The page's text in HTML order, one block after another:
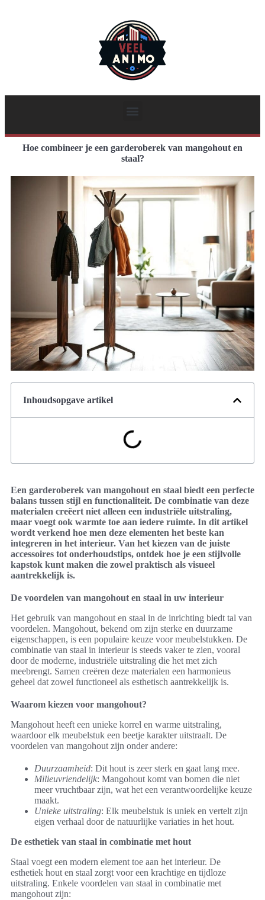
Hoe combineer je een garderoberek van mangohout en
staal?
Inhoudsopgave artikel
Een garderoberek van mangohout en staal biedt een perfecte
balans tussen stijl en functionaliteit. De combinatie van deze
materialen creëert niet alleen een industriële uitstraling,
maar voegt ook warmte toe aan iedere ruimte. In dit artikel
wordt verkend hoe men deze elementen het beste kan
integreren in het interieur. Van het kiezen van de juiste
accessoires tot onderhoudstips, ontdek hoe je een stijlvolle
kapstok kunt maken die zowel praktisch als visueel
aantrekkelijk is.
De voordelen van mangohout en staal in uw interieur
Het gebruik van mangohout en staal in de inrichting biedt tal van
voordelen. Mangohout, bekend om zijn sterke en duurzame
eigenschappen, is een populaire keuze voor meubelstukken. De
combinatie van staal in interieur is steeds vaker te zien, vooral
door de moderne, industriële uitstraling die het met zich
meebrengt. Samen creëren deze materialen een harmonieus
geheel dat zowel functioneel als esthetisch aantrekkelijk is.
Waarom kiezen voor mangohout?
Mangohout heeft een unieke korrel en warme uitstraling,
waardoor elk meubelstuk een beetje karakter uitstraalt. De
voordelen van mangohout zijn onder andere:
Duurzaamheid: Dit hout is zeer sterk en gaat lang mee.
Milieuvriendelijk: Mangohout komt van bomen die niet
meer vruchtbaar zijn, wat het een verantwoordelijke keuze
maakt.
Unieke uitstraling: Elk meubelstuk is uniek en vertelt zijn
eigen verhaal door de natuurlijke variaties in het hout.
De esthetiek van staal in combinatie met hout
Staal voegt een modern element toe aan het interieur. De
esthetiek hout en staal zorgt voor een krachtige en tijdloze
uitstraling. Enkele voordelen van staal in combinatie met
mangohout zijn: